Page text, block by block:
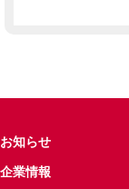
お知らせ
企業情報